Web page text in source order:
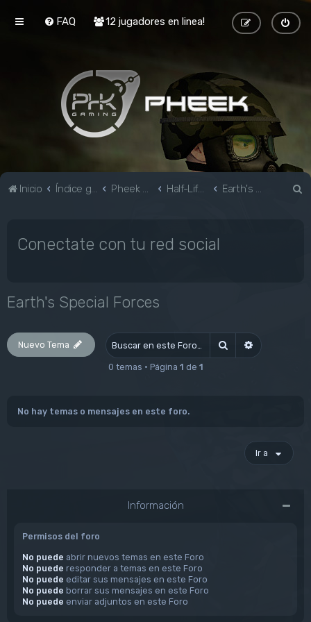
FAQ 12 jugadores en linea!
Inicio Índice general Pheek Gaming Half-Life & Mods Earth's Special Forces
Conectate con tu red social
Earth's Special Forces
Nuevo Tema Buscar Búsqueda
0 temas • Página 1 de 1
No hay temas o mensajes en este foro.
Ir a
Información
Permisos del foro
No puede abrir nuevos temas en este Foro
No puede responder a temas en este Foro
No puede editar sus mensajes en este Foro
No puede borrar sus mensajes en este Foro
No puede enviar adjuntos en este Foro